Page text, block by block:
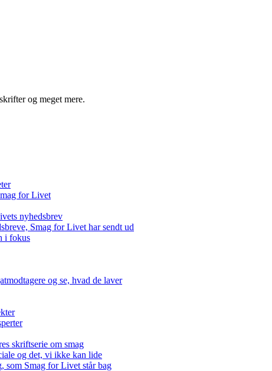
og meget mere.
for Livet
nyhedsbrev
Smag for Livet har sendt ud
i fokus
og se, hvad de laver
skriftserie om smag
og det, vi ikke kan lide
Smag for Livet står bag